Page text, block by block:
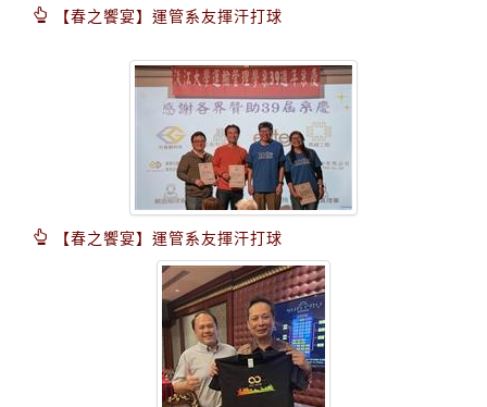
【春之饗宴】運管系友揮汗打球
【春之饗宴】運管系友揮汗打球